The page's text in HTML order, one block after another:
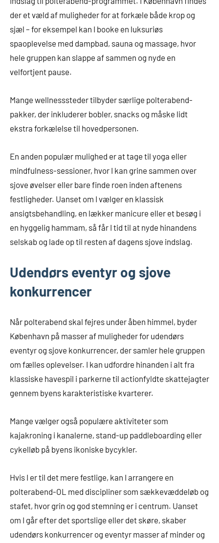
der et væld af muligheder for at forkæle både krop og
sjæl – for eksempel kan I booke en luksuriøs
spaoplevelse med dampbad, sauna og massage, hvor
hele gruppen kan slappe af sammen og nyde en
velfortjent pause.
Mange wellnesssteder tilbyder særlige polterabend-
pakker, der inkluderer bobler, snacks og måske lidt
ekstra forkælelse til hovedpersonen.
En anden populær mulighed er at tage til yoga eller
mindfulness-sessioner, hvor I kan grine sammen over
sjove øvelser eller bare finde roen inden aftenens
festligheder. Uanset om I vælger en klassisk
ansigtsbehandling, en lækker manicure eller et besøg i
en hyggelig hammam, så får I tid til at nyde hinandens
selskab og lade op til resten af dagens sjove indslag.
Udendørs eventyr og sjove
konkurrencer
Når polterabend skal fejres under åben himmel, byder
København på masser af muligheder for udendørs
eventyr og sjove konkurrencer, der samler hele gruppen
om fælles oplevelser. I kan udfordre hinanden i alt fra
klassiske havespil i parkerne til actionfyldte skattejagter
gennem byens karakteristiske kvarterer.
Mange vælger også populære aktiviteter som
kajakroning i kanalerne, stand-up paddleboarding eller
cykelløb på byens ikoniske bycykler.
Hvis I er til det mere festlige, kan I arrangere en
polterabend-OL med discipliner som sækkevæddeløb og
stafet, hvor grin og god stemning er i centrum. Uanset
om I går efter det sportslige eller det skøre, skaber
udendørs konkurrencer og eventyr masser af minder og